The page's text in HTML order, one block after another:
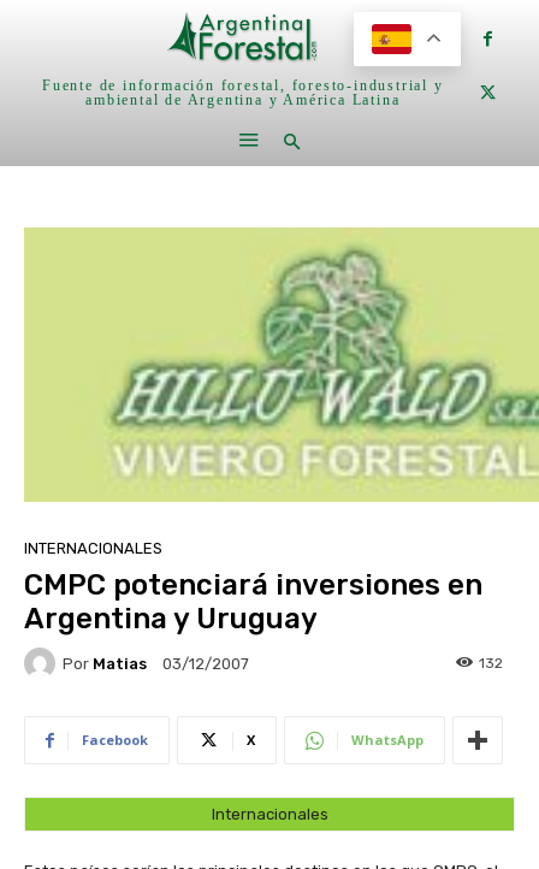
Fuente de información forestal, foresto-industrial y
ambiental de Argentina y América Latina
INTERNACIONALES
CMPC potenciará inversiones en
Argentina y Uruguay
Por Matias 03/12/2007 132
Facebook X WhatsApp
Internacionales